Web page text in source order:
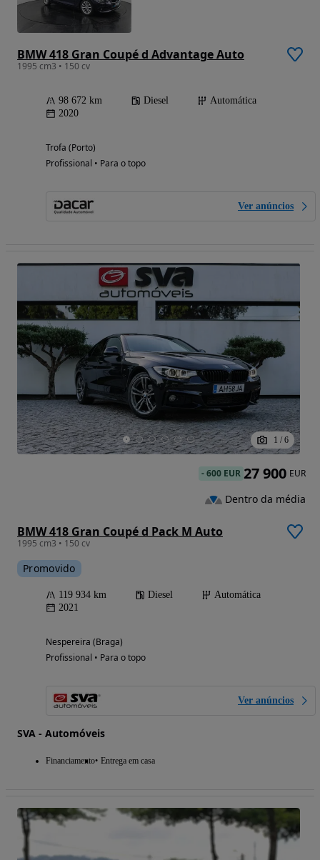
BMW 418 Gran Coupé d Advantage Auto
1995 cm3 • 150 cv
98 672 km Diesel
Automática
2020
Trofa (Porto)
Profissional • Para o topo
Ver anúncios
1 / 6
BMW 418 Gran Coupé d Pack M Auto
1995 cm3 • 150 cv
Promovido
119 934 km Diesel
Automática
2021
Nespereira (Braga)
Profissional • Para o topo
Ver anúncios
SVA - Automóveis
Financiamento Entrega em casa
-600 EUR 27 900 EUR
Dentro da média